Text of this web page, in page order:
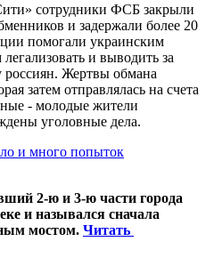
сотрудники ФСБ закрыли
и задержали более 20
помогали украинским
и выводить за
Жертвы обмана
затем отправлялась на счета
- молодые жители
уголовные дела.
и много попыток
2-ю и 3-ю части города
и назывался сначала
мостом. Читать